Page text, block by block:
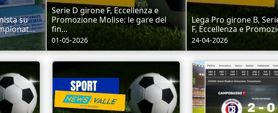
su
Serie D girone F, Eccellenza e
Promozione Molise: le gare del
fin...
01-05-2026
Lega Pro girone B,
F, Eccellenza e
24-04-2026